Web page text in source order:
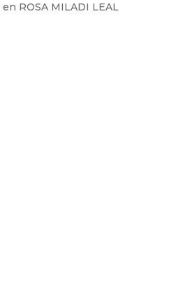
en ROSA MILADI LEAL